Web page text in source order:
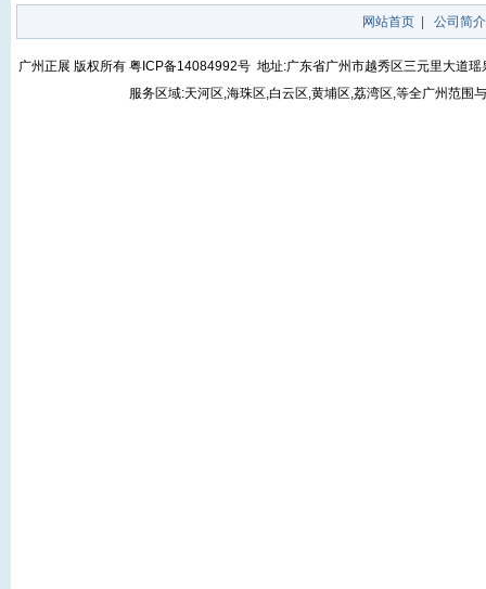
网站首页 公司简介
广州正展 版权所有 粤ICP备14084992号 地址:广东省广州市越秀区三元里大道
服务区域:天河区,海珠区,白云区,黄埔区,荔湾区,等全广州范围与